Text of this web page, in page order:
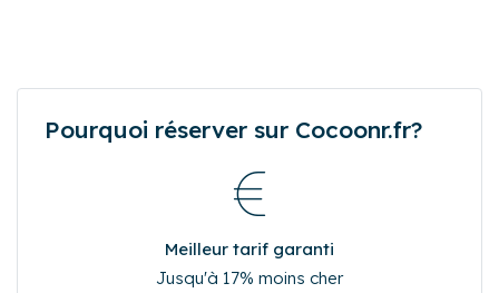
Pourquoi réserver sur Cocoonr.fr?
Meilleur tarif garanti
Jusqu'à 17% moins cher